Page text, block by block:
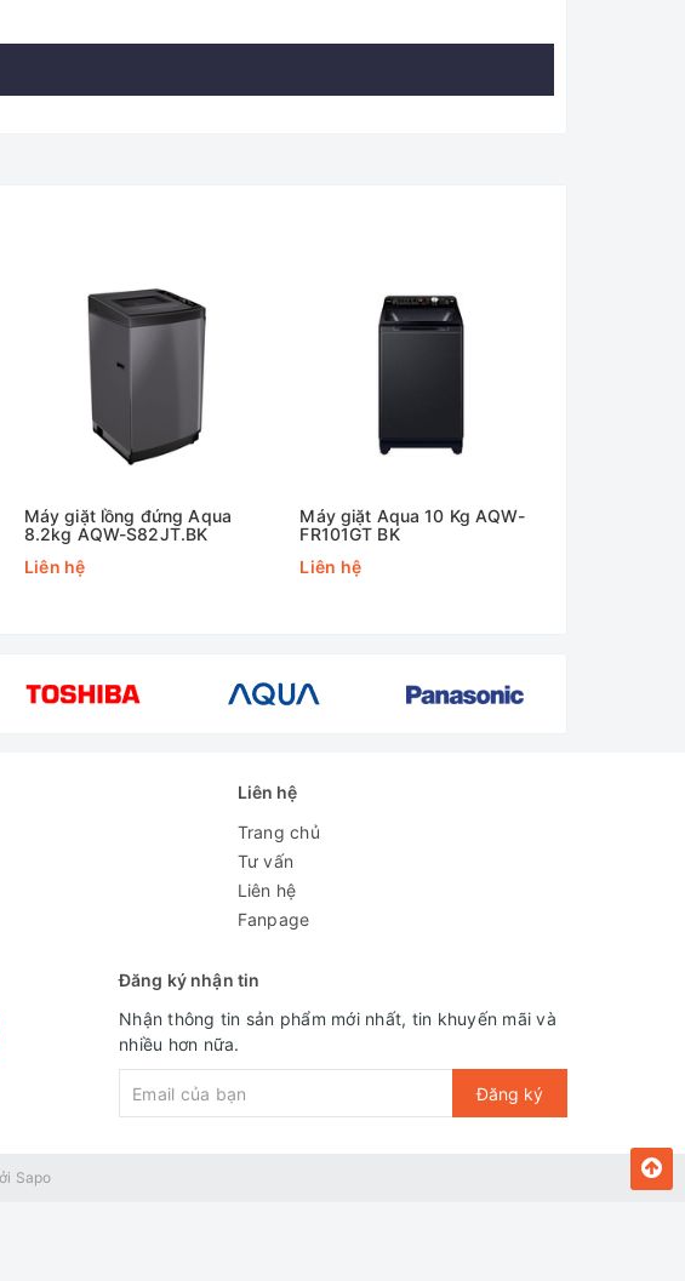
vết bẩn trên quần áo
sẽ đánh bật các vết bẩn trên quần áo, mang lại hiệu quả
áo sau mỗi lần giặt, giúp bạn tiết kiệm được thời gian phơi
Máy giặt lồng đứng Aqua
8.2kg AQW-S82JT.BK
Liên hệ
Máy giặt Aqua 10 Kg AQW-
FR101GT BK
Liên hệ
Liên hệ
Trang chủ
Tư vấn
Liên hệ
Fanpage
Đăng ký nhận tin
Nhận thông tin sản phẩm mới nhất, tin khuyến mãi và
nhiều hơn nữa.
Đăng ký
Sapo